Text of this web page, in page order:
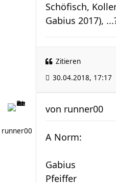
Schöfisch,
Gabius 2017),
Zitieren
30.04.2018, 17:17
runner00
von runner00
A Norm:
Gabius
Pfeiffer